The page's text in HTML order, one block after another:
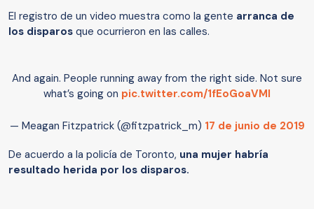
El registro de un video muestra como la gente arranca de
los disparos que ocurrieron en las calles.
And again. People running away from the right side. Not sure
what’s going on pic.twitter.com/1fEoGoaVMl
— Meagan Fitzpatrick (@fitzpatrick_m) 17 de junio de 2019
De acuerdo a la policía de Toronto, una mujer habría
resultado herida por los disparos.